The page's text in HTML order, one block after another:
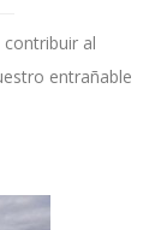
al
entrañable